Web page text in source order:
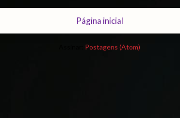
Página inicial
Postagens (Atom)